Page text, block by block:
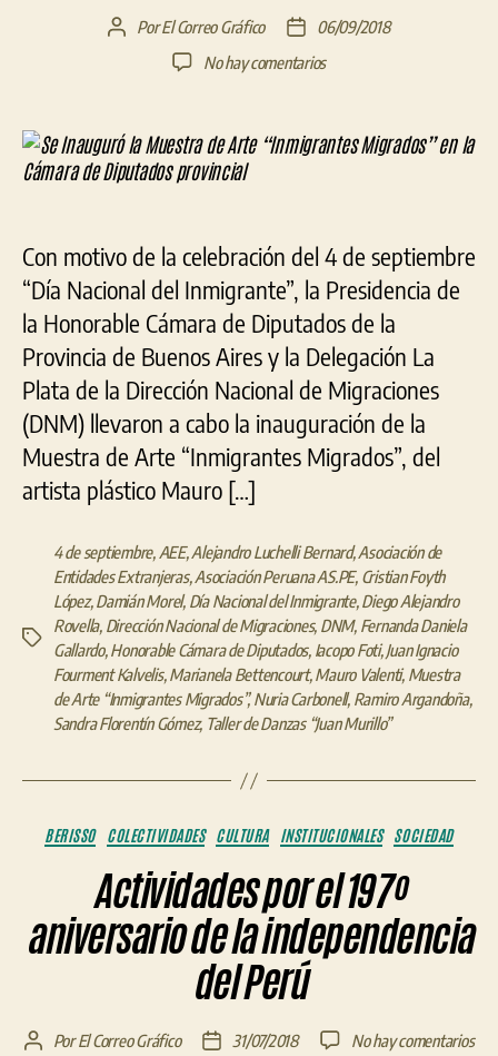
AutorPorEl Correo Gráfico
Fecha
de
06/09/2018
No hay comentariosen
la
Muestra
Migrados”
en
la
Cámara
de
Diputados
provincial
Con motivo de la celebración del 4 de septiembre
“Día Nacional del Inmigrante”, la Presidencia de
la Honorable Cámara de Diputados de la
Provincia de Buenos Aires y la Delegación La
Plata de la Dirección Nacional de Migraciones
(DNM) llevaron a cabo la inauguración de la
Muestra de Arte “Inmigrantes Migrados”, del
artista plástico Mauro […]
Etiquetas
4 de septiembre, AEE,Alejandro Luchelli Bernard,Asociación de
Entidades Extranjeras,Asociación Peruana AS.PE, Cristian Foyth
López,Damián Morel, Día Nacional del Inmigrante,Diego Alejandro
Rovella, Dirección Nacional de Migraciones, DNM, Fernanda Daniela
Gallardo,Honorable Cámara de Diputados, Iacopo Foti,Juan Ignacio
Fourment Kalvelis,Marianela Bettencourt,Mauro Valenti, Muestra
de Arte “Inmigrantes Migrados”,Nuria Carbonell, Ramiro Argandoña,
Sandra Florentín Gómez, Taller de Danzas “Juan Murillo”
Categorías
BERISSO COLECTIVIDADES CULTURA INSTITUCIONALES SOCIEDAD
Actividades por el 197º
aniversario de la independencia
del Perú
AutorPorEl Correo Gráfico
Fecha31/07/2018 No hay comentariosen